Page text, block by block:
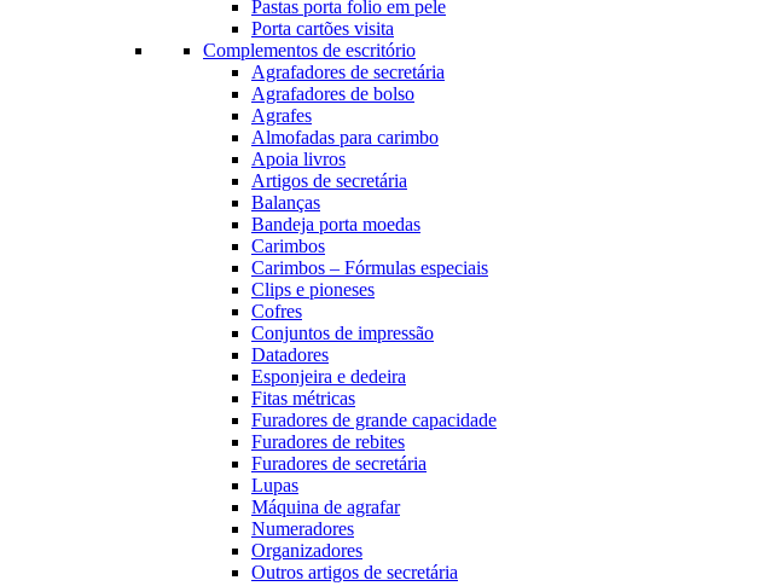
Pastas porta folio em pele
Porta cartões visita
Complementos de escritório
Agrafadores de secretária
Agrafadores de bolso
Agrafes
Almofadas para carimbo
Apoia livros
Artigos de secretária
Balanças
Bandeja porta moedas
Carimbos
Carimbos – Fórmulas especiais
Clips e pioneses
Cofres
Conjuntos de impressão
Datadores
Esponjeira e dedeira
Fitas métricas
Furadores de grande capacidade
Furadores de rebites
Furadores de secretária
Lupas
Máquina de agrafar
Numeradores
Organizadores
Outros artigos de secretária